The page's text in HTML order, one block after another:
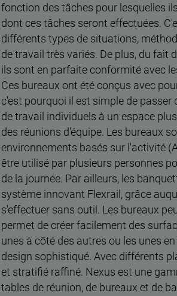
fonction des tâches pour lesquelles
dont ces tâches seront effectuées.
différents types de situations,
de travail très variés. De plus, du fait
ils sont en parfaite conformité avec
Ces bureaux ont été conçus avec
c'est pourquoi il est simple de
de travail individuels à un espace
des réunions d'équipe. Les bureaux
environnements basés sur l'activité
être utilisé par plusieurs personnes
de la journée. Par ailleurs, les
système innovant Flexrail, grâce
s'effectuer sans outil. Les bureaux
permet de créer facilement des
unes à côté des autres ou les unes
design sophistiqué. Avec différents
et stratifié raffiné. Nexus est une
tables de réunion, de bureaux et de